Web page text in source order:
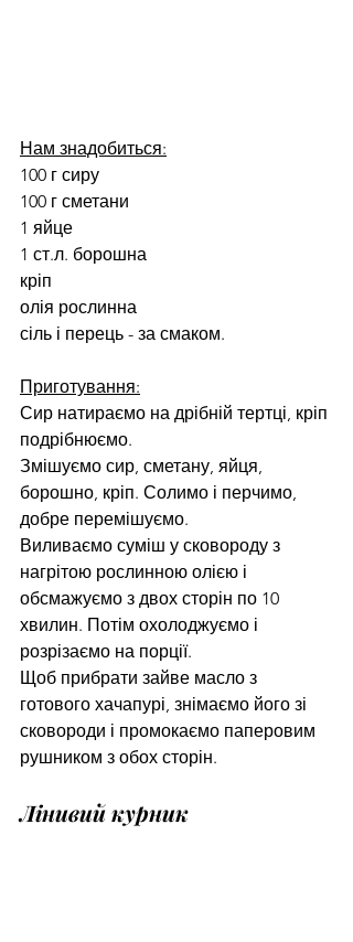
Нам знадобиться:
100 г сиру
100 г сметани
1 яйце
1 ст.л. борошна
кріп
олія рослинна
сіль і перець - за смаком.
Приготування:
Сир натираємо на дрібній тертці, кріп
подрібнюємо.
Змішуємо сир, сметану, яйця,
борошно, кріп. Солимо і перчимо,
добре перемішуємо.
Виливаємо суміш у сковороду з
нагрітою рослинною олією і
обсмажуємо з двох сторін по 10
хвилин. Потім охолоджуємо і
розрізаємо на порції.
Щоб прибрати зайве масло з
готового хачапурі, знімаємо його зі
сковороди і промокаємо паперовим
рушником з обох сторін.
Лінивий курник